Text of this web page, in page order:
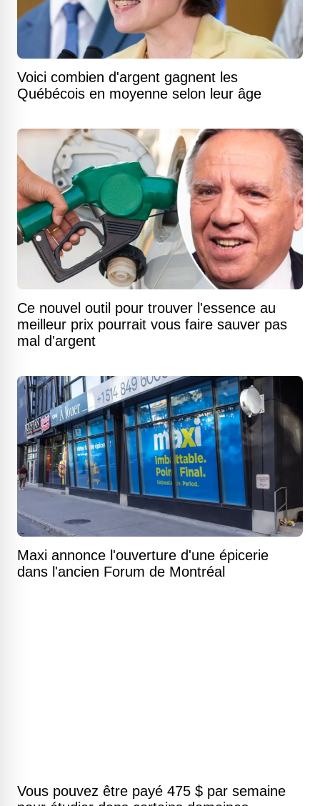
Voici combien d'argent gagnent les
Québécois en moyenne selon leur âge
Ce nouvel outil pour trouver l'essence au
meilleur prix pourrait vous faire sauver pas
mal d'argent
Maxi annonce l'ouverture d'une épicerie
dans l'ancien Forum de Montréal
Vous pouvez être payé 475 $ par semaine